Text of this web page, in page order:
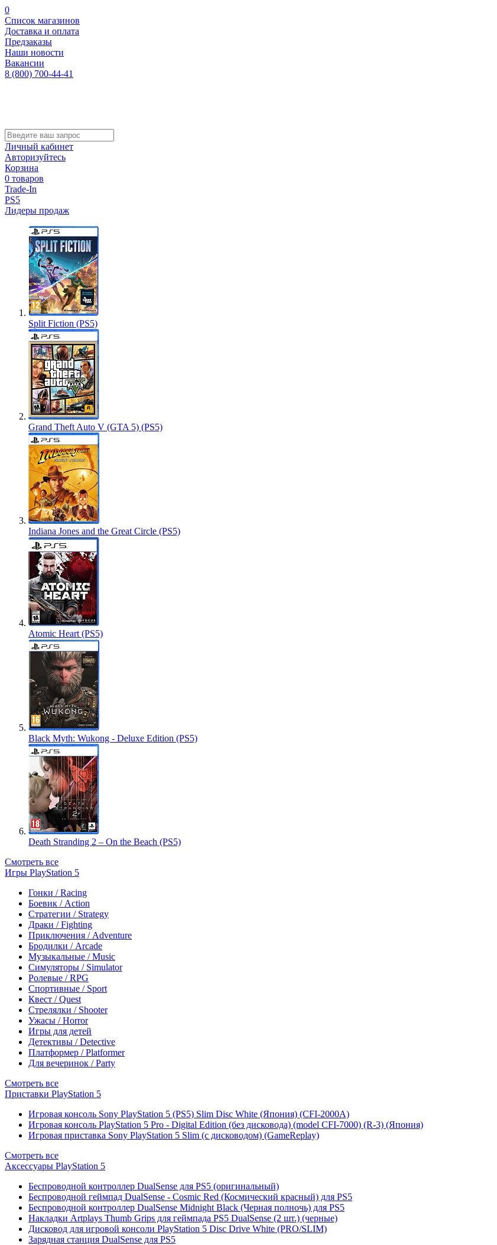
0
Список магазинов
Доставка и оплата
Предзаказы
Наши новости
Вакансии
8 (800) 700-44-41
Личный кабинет
Авторизуйтесь
Корзина
0 товаров
Trade-In
PS5
Лидеры продаж
Split Fiction (PS5)
Grand Theft Auto V (GTA 5) (PS5)
Indiana Jones and the Great Circle (PS5)
Atomic Heart (PS5)
Black Myth: Wukong - Deluxe Edition (PS5)
Death Stranding 2 – On the Beach (PS5)
Смотреть все
Игры PlayStation 5
Гонки / Racing
Боевик / Action
Стратегии / Strategy
Драки / Fighting
Приключения / Adventure
Бродилки / Arcade
Музыкальные / Music
Симуляторы / Simulator
Ролевые / RPG
Спортивные / Sport
Квест / Quest
Стрелялки / Shooter
Ужасы / Horror
Игры для детей
Детективы / Detective
Платформер / Platformer
Для вечеринок / Party
Смотреть все
Приставки PlayStation 5
Игровая консоль Sony PlayStation 5 (PS5) Slim Disc White (Япония) (CFI-2000A)
Игровая консоль PlayStation 5 Pro - Digital Edition (без дисковода) (model CFI-7000) (R-3) (Япония)
Игровая приставка Sony PlayStation 5 Slim (с дисководом) (GameReplay)
Смотреть все
Аксессуары PlayStation 5
Беспроводной контроллер DualSense для PS5 (оригинальный)
Беспроводной геймпад DualSense - Cosmic Red (Космический красный) для PS5
Беспроводной контроллер DualSense Midnight Black (Черная полночь) для PS5
Накладки Artplays Thumb Grips для геймпада PS5 DualSense (2 шт.) (черные)
Дисковод для игровой консоли PlayStation 5 Disc Drive White (PRO/SLIM)
Зарядная станция DualSense для PS5